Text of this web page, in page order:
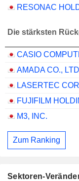
Die stärksten
CASIO
AMADA CO.,
LASERTEC
M3, INC.
Zum Ranking
Sektoren-